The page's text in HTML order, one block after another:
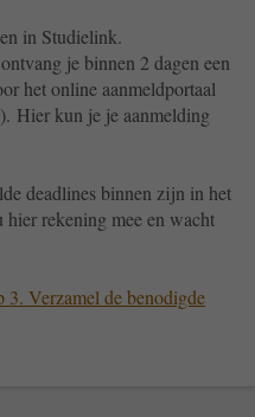
in Studielink.
je binnen 2 dagen een
het online aanmeldportaal
Hier kun je je aanmelding
deadlines binnen zijn in het
rekening mee en wacht
3. Verzamel de benodigde